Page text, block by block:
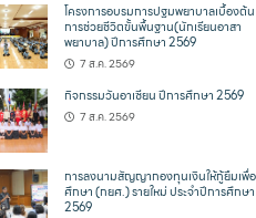
โครงการอบรมการปฐมพยาบาลเบื้องต้น
การช่วยชีวิตขั้นพื้นฐาน(นักเรียนอาสา
พยาบาล) ปีการศึกษา 2569
7 ส.ค. 2569
กิจกรรมวันอาเซียน ปีการศึกษา 2569
7 ส.ค. 2569
การลงนามสัญญากองทุนเงินให้กู้ยืมเพื่
ศึกษา (กยศ.) รายใหม่ ประจำปีการศึกษา
2569